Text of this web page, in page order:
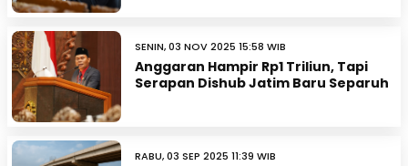
SENIN, 03 NOV 2025 15:58 WIB
Anggaran Hampir Rp1 Triliun, Tapi
Serapan Dishub Jatim Baru Separuh
RABU, 03 SEP 2025 11:39 WIB